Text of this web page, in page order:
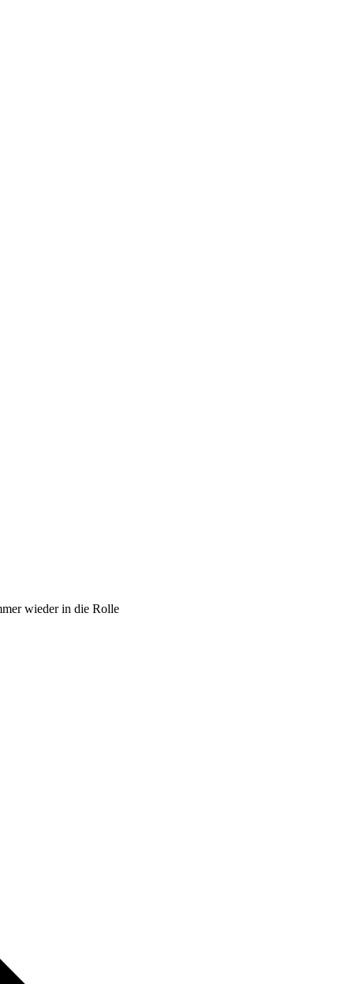
wieder in die Rolle